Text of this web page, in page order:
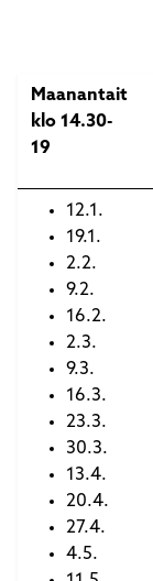
Maanantait
klo 14.30-
19
12.1.
19.1.
2.2.
9.2.
16.2.
2.3.
9.3.
16.3.
23.3.
30.3.
13.4.
20.4.
27.4.
4.5.